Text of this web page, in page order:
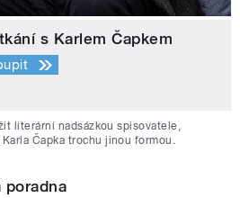
s Karlem Čapkem
literární nadsázkou spisovatele,
Čapka trochu jinou formou.
poradna